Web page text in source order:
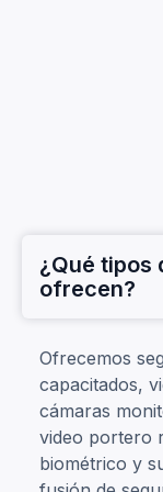
¿Qué tipos
ofrecen?
Ofrecemos
capacitados,
cámaras
video portero
biométrico y